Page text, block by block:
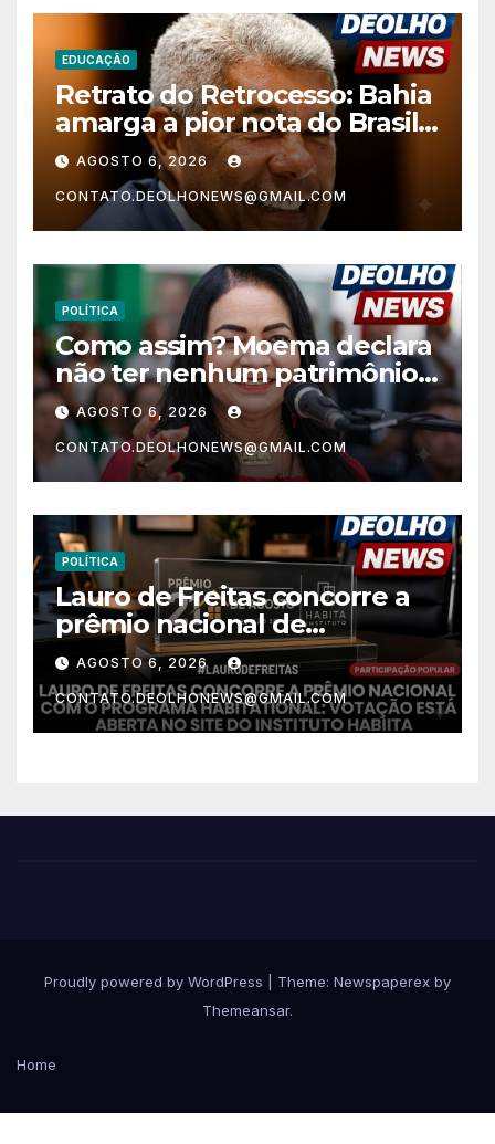
EDUCAÇÃO
Retrato do Retrocesso: Bahia
amarga a pior nota do Brasil
nos anos finais do Ensino
Fundamental e a menor do
Nordeste no Ensino Médio
AGOSTO 6, 2026
CONTATO.DEOLHONEWS@GMAIL.COM
POLÍTICA
Como assim? Moema declara
não ter nenhum patrimônio
após 30 anos na vida pública?
AGOSTO 6, 2026
CONTATO.DEOLHONEWS@GMAIL.COM
POLÍTICA
Lauro de Freitas concorre a
prêmio nacional de
habitação com o projeto “Tá
Rebocado”; votação está
aberta
AGOSTO 6, 2026
CONTATO.DEOLHONEWS@GMAIL.COM
Proudly powered by WordPress
Theme: Newspaperex by
Themeansar.
Home